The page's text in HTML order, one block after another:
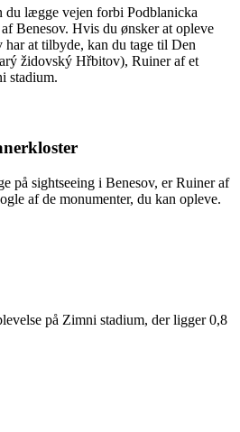
du lægge vejen forbi Podblanicka
Benesov. Hvis du ønsker at opleve
har at tilbyde, kan du tage til Den
židovský Hřbitov), Ruiner af et
stadium.
på sightseeing i Benesov, er Ruiner af
af de monumenter, du kan opleve.
på Zimni stadium, der ligger 0,8